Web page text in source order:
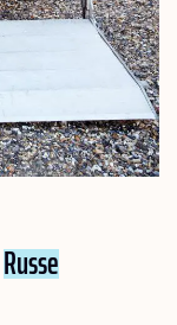
Russe